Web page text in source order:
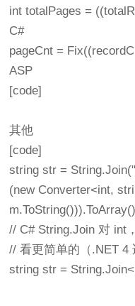
int totalPages =
C#
pageCnt =
ASP
[code]
其他
[code]
string str =
(new Converter<int,
// C# String.Join 对 int
// 看更简单的（.NET 4
string str =